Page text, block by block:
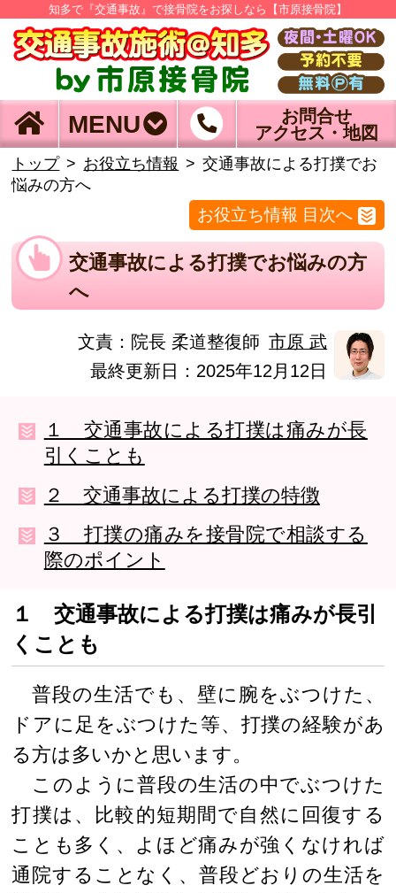
知多で『交通事故』で接骨院をお探しなら【市原接骨院】
MENU
お問合せ
アクセス・地図
トップ お役立ち情報
交通事故による打撲でお
悩みの方へ
お役立ち情報 目次へ
交通事故による打撲でお悩みの方
へ
文責： 院長 柔道整復師 市原 武
最終更新日：2025年12月12日
１ 交通事故による打撲は痛みが長
引くことも
２ 交通事故による打撲の特徴
３ 打撲の痛みを接骨院で相談する
際のポイント
１ 交通事故による打撲は痛みが長引
くことも
普段の生活でも、壁に腕をぶつけた、
ドアに足をぶつけた等、打撲の経験があ
る方は多いかと思います。
このように普段の生活の中でぶつけた
打撲は、比較的短期間で自然に回復する
ことも多く、よほど痛みが強くなければ
通院することなく、普段どおりの生活を